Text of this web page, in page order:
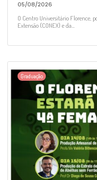
05/08/2026
O Centro Universitário Florence,
Extensão (CONEX) e da...
Graduação